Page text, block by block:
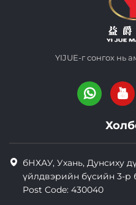
YIJUE-г сонгох нь
бНХАУ, Ухань, Дунсиху
үйлдвэрийн бүсийн 3-р
Post Code: 430040